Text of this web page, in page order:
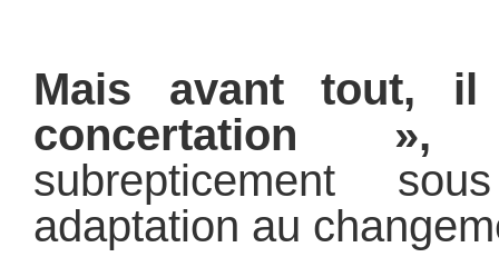
Mais avant tout,
concertation »,
subrepticement
adaptation au